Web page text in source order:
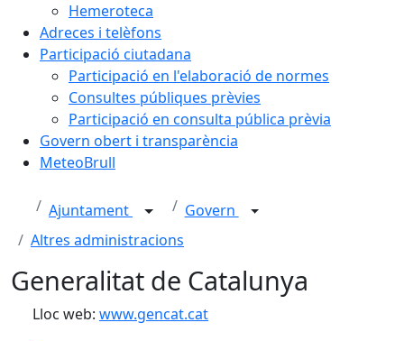
Hemeroteca
Adreces i telèfons
Participació ciutadana
Participació en l'elaboració de normes
Consultes públiques prèvies
Participació en consulta pública prèvia
Govern obert i transparència
MeteoBrull
Ajuntament
Govern
Altres administracions
Generalitat de Catalunya
Lloc web: www.gencat.cat